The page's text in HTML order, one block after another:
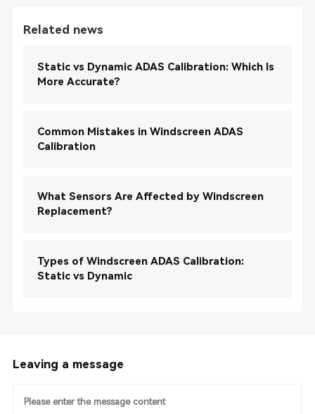
Related news
Static vs Dynamic ADAS Calibration: Which Is
More Accurate?
Common Mistakes in Windscreen ADAS
Calibration
What Sensors Are Affected by Windscreen
Replacement?
Types of Windscreen ADAS Calibration:
Static vs Dynamic
Leaving a message